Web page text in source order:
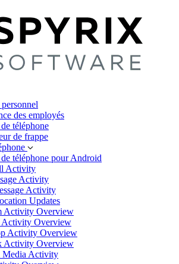
des employés
téléphone
de frappe
téléphone pour Android
Activity
Activity
Activity
Updates
Activity Overview
Activity Overview
Activity Overview
Activity Overview
Media Activity